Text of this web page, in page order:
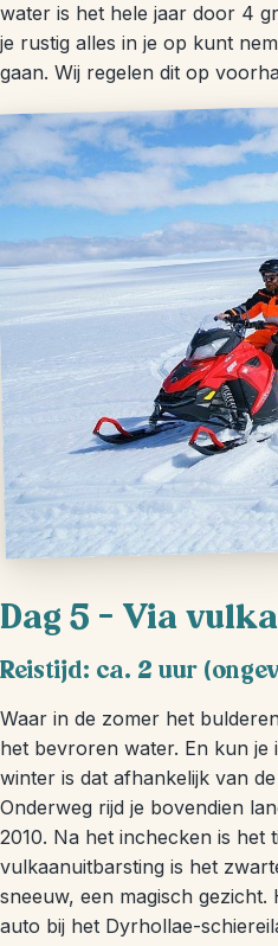
water is het hele jaar door 4
je rustig alles in je op kunt
gaan. Wij regelen dit op
Dag 5 – Via
Reistijd: ca. 2 uur
Waar in de zomer het
het bevroren water. En kun je
winter is dat afhankelijk van
Onderweg rijd je bovendien
2010. Na het inchecken is het
vulkaanuitbarsting is het
sneeuw, een magisch
auto bij het Dyrhollae-